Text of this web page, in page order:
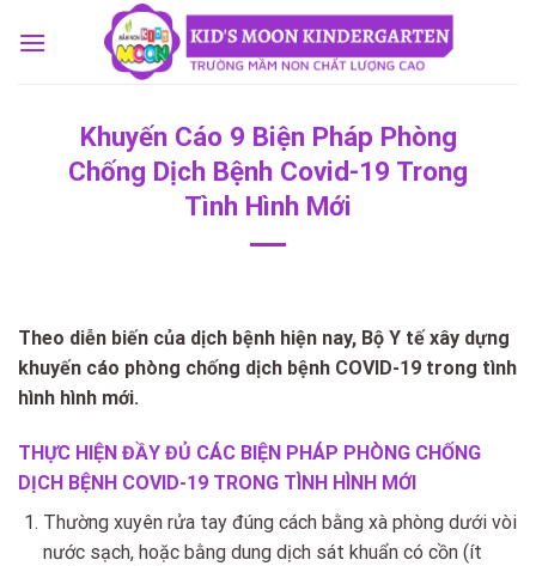
Khuyến Cáo 9 Biện Pháp Phòng
Chống Dịch Bệnh Covid-19 Trong
Tình Hình Mới
Theo diễn biến của dịch bệnh hiện nay, Bộ Y tế xây dựng
khuyến cáo phòng chống dịch bệnh COVID-19 trong tình
hình hình mới.
THỰC HIỆN ĐẦY ĐỦ CÁC BIỆN PHÁP PHÒNG CHỐNG
DỊCH BỆNH COVID-19 TRONG TÌNH HÌNH MỚI
Thường xuyên rửa tay đúng cách bằng xà phòng dưới vòi
nước sạch, hoặc bằng dung dịch sát khuẩn có cồn (ít